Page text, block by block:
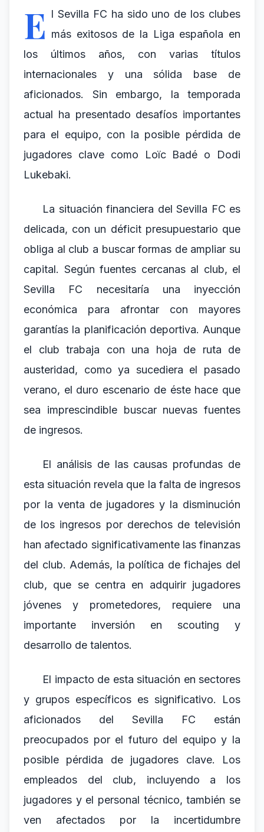
E l Sevilla FC ha sido uno de los clubes
más exitosos de la Liga española en
los últimos años, con varias títulos
internacionales y una sólida base de
aficionados. Sin embargo, la temporada
actual ha presentado desafíos importantes
para el equipo, con la posible pérdida de
jugadores clave como Loïc Badé o Dodi
Lukebaki.
La situación financiera del Sevilla FC es
delicada, con un déficit presupuestario que
obliga al club a buscar formas de ampliar su
capital. Según fuentes cercanas al club, el
Sevilla FC necesitaría una inyección
económica para afrontar con mayores
garantías la planificación deportiva. Aunque
el club trabaja con una hoja de ruta de
austeridad, como ya sucediera el pasado
verano, el duro escenario de éste hace que
sea imprescindible buscar nuevas fuentes
de ingresos.
El análisis de las causas profundas de
esta situación revela que la falta de ingresos
por la venta de jugadores y la disminución
de los ingresos por derechos de televisión
han afectado significativamente las finanzas
del club. Además, la política de fichajes del
club, que se centra en adquirir jugadores
jóvenes y prometedores, requiere una
importante inversión en scouting y
desarrollo de talentos.
El impacto de esta situación en sectores
y grupos específicos es significativo. Los
aficionados del Sevilla FC están
preocupados por el futuro del equipo y la
posible pérdida de jugadores clave. Los
empleados del club, incluyendo a los
jugadores y el personal técnico, también se
ven afectados por la incertidumbre